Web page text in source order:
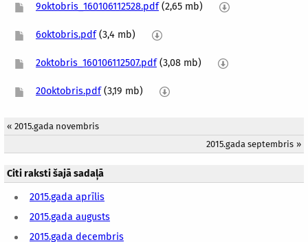
9oktobris_160106112528.pdf(2,65 mb)
6oktobris.pdf(3,4 mb)
2oktobris_160106112507.pdf(3,08 mb)
20oktobris.pdf(3,19 mb)
« 2015.gada novembris
2015.gada septembris »
Citi raksti šajā sadaļā
2015.gada aprīlis
2015.gada augusts
2015.gada decembris